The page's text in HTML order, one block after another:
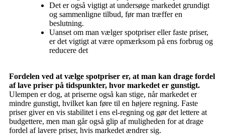
Det er også vigtigt at undersøge markedet grundigt
og sammenligne tilbud, før man træffer en
beslutning.
Uanset om man vælger spotpriser eller faste priser,
er det vigtigt at være opmærksom på ens forbrug og
reducere det
Fordelen ved at vælge spotpriser er, at man kan drage fordel
af lave priser på tidspunkter, hvor markedet er gunstigt.
Ulempen er dog, at priserne også kan stige, når markedet er
mindre gunstigt, hvilket kan føre til en højere regning. Faste
priser giver en vis stabilitet i ens el-regning og gør det lettere at
budgettere, men man går også glip af muligheden for at drage
fordel af lavere priser, hvis markedet ændrer sig.